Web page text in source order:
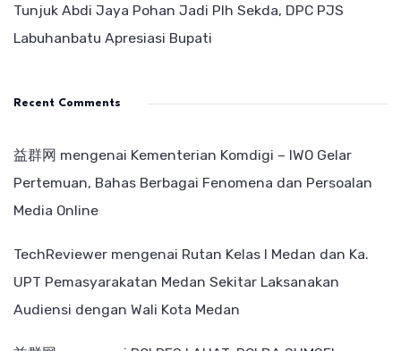
Tunjuk Abdi Jaya Pohan Jadi Plh Sekda, DPC PJS
Labuhanbatu Apresiasi Bupati
Recent Comments
益群网 mengenai Kementerian Komdigi – IWO Gelar
Pertemuan, Bahas Berbagai Fenomena dan Persoalan
Media Online
TechReviewer mengenai Rutan Kelas I Medan dan Ka.
UPT Pemasyarakatan Medan Sekitar Laksanakan
Audiensi dengan Wali Kota Medan